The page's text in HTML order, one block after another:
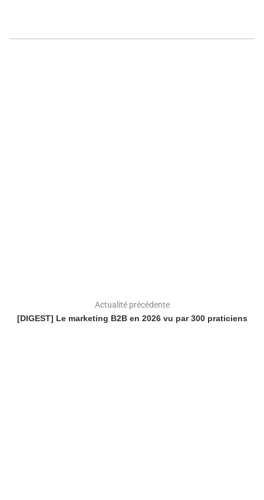
Actualité précédente
[DIGEST] Le marketing B2B en 2026 vu par 300 praticiens